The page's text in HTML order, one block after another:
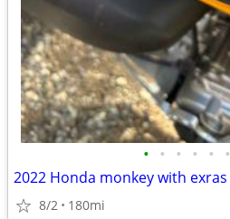
• • • • • •
2022 Honda monkey with exras
8/2 180mi